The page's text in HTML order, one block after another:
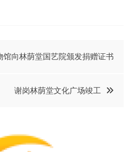
馆向林荫堂国艺院颁发捐赠证书
谢岗林荫堂文化广场竣工